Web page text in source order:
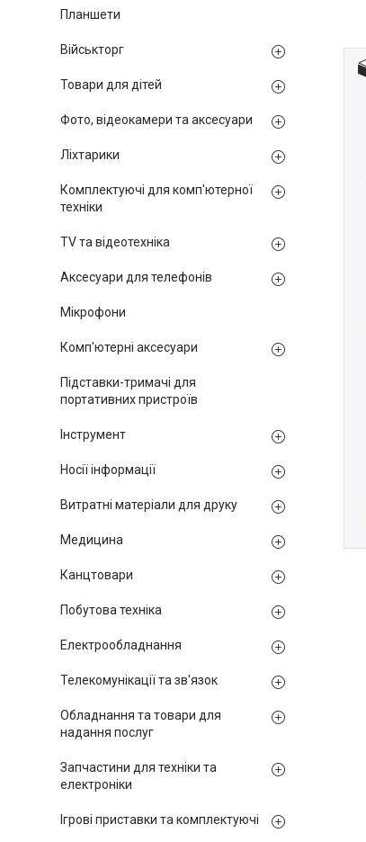
Планшети
Військторг
Товари для дітей
Фото, відеокамери та аксесуари
Ліхтарики
Комплектуючі для комп'ютерної
техніки
TV та відеотехніка
Аксесуари для телефонів
Мікрофони
Комп'ютерні аксесуари
Підставки-тримачі для
портативних пристроїв
Інструмент
Носії інформації
Витратні матеріали для друку
Медицина
Канцтовари
Побутова техніка
Електрообладнання
Телекомунікації та зв'язок
Обладнання та товари для
надання послуг
Запчастини для техніки та
електроніки
Ігрові приставки та комплектуючі